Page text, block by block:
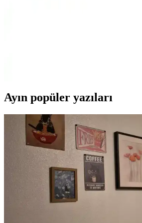
Ayın popüler yazıları